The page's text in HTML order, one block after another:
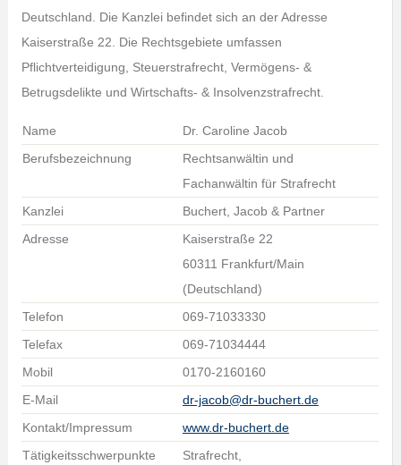
Deutschland. Die Kanzlei befindet sich an der Adresse
Kaiserstraße 22. Die Rechtsgebiete umfassen
Pflichtverteidigung, Steuerstrafrecht, Vermögens- &
Betrugsdelikte und Wirtschafts- & Insolvenzstrafrecht.
Name
Dr. Caroline Jacob
Berufsbezeichnung
Rechtsanwältin und
Fachanwältin für Strafrecht
Kanzlei
Buchert, Jacob & Partner
Adresse
Kaiserstraße 22
60311 Frankfurt/Main
(Deutschland)
Telefon
069-71033330
Telefax
069-71034444
Mobil
0170-2160160
E-Mail
dr-jacob@dr-buchert.de
Kontakt/Impressum
www.dr-buchert.de
Tätigkeitsschwerpunkte
Strafrecht,